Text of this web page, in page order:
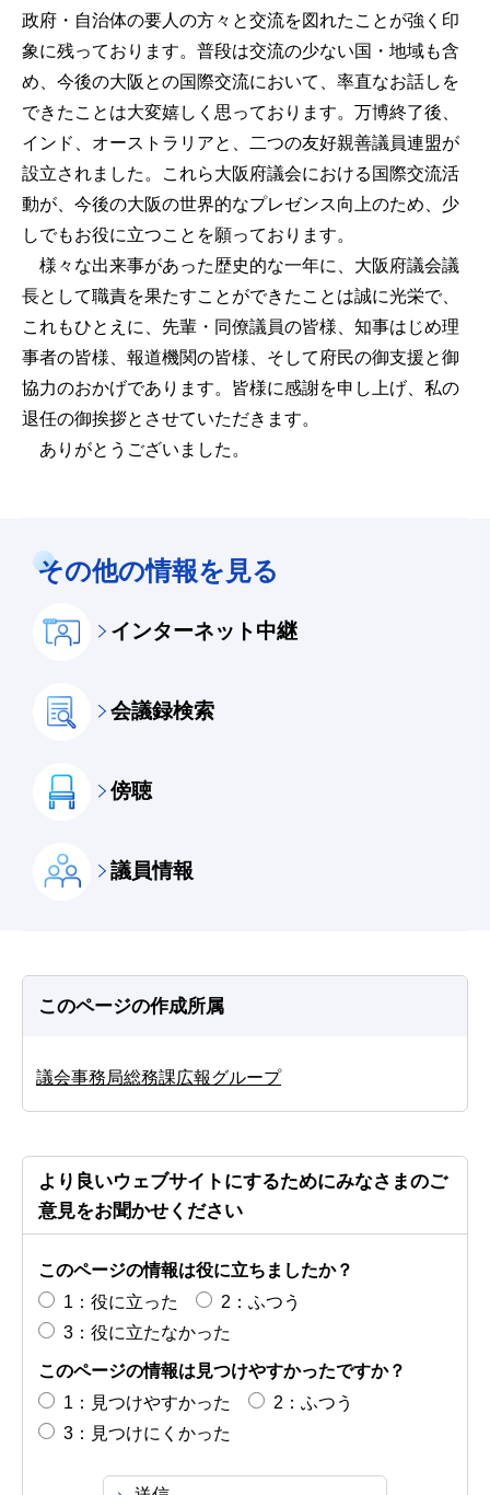
政府・自治体の要人の方々と交流を図れたことが強く印
象に残っております。普段は交流の少ない国・地域も含
め、今後の大阪との国際交流において、率直なお話しを
できたことは大変嬉しく思っております。万博終了後、
インド、オーストラリアと、二つの友好親善議員連盟が
設立されました。これら大阪府議会における国際交流活
動が、今後の大阪の世界的なプレゼンス向上のため、少
しでもお役に立つことを願っております。
様々な出来事があった歴史的な一年に、大阪府議会議
長として職責を果たすことができたことは誠に光栄で、
これもひとえに、先輩・同僚議員の皆様、知事はじめ理
事者の皆様、報道機関の皆様、そして府民の御支援と御
協力のおかげであります。皆様に感謝を申し上げ、私の
退任の御挨拶とさせていただきます。
ありがとうございました。
その他の情報を見る
インターネット中継
会議録検索
傍聴
議員情報
このページの作成所属
議会事務局総務課広報グループ
より良いウェブサイトにするためにみなさまのご
意見をお聞かせください
このページの情報は役に立ちましたか？
1：役に立った
2：ふつう
3：役に立たなかった
このページの情報は見つけやすかったですか？
1：見つけやすかった
2：ふつう
3：見つけにくかった